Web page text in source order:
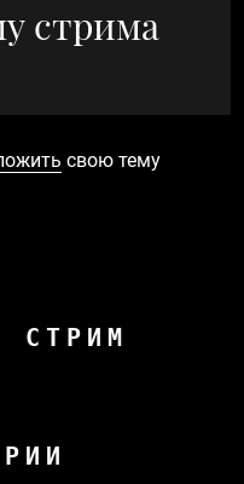
стрима
свою тему
СТРИМ